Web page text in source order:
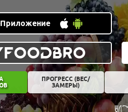
Приложение
ПРОГРЕСС (ВЕС/
ЗАМЕРЫ)